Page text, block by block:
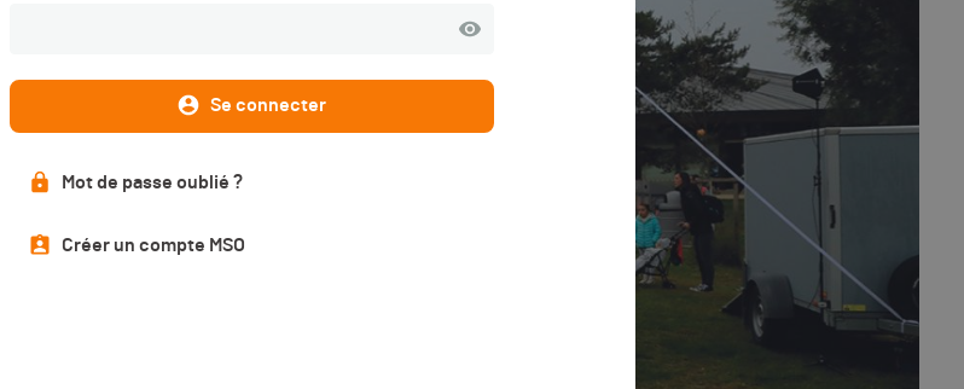
Se connecter
Mot de passe oublié ?
Créer un compte MSO